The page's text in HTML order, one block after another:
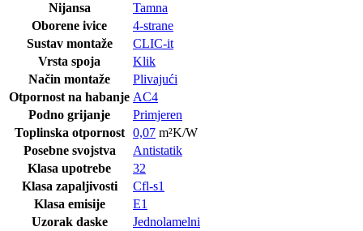
Nijansa
Tamna
Oborene ivice
4-strane
Sustav montaže
CLIC-it
Vrsta spoja
Klik
Način montaže
Plivajući
Otpornost na habanje AC4
Podno grijanje
Primjeren
Toplinska otpornost
0,07 m²K/W
Posebne svojstva
Antistatik
Klasa upotrebe
32
Klasa zapaljivosti
Cfl-s1
Klasa emisije
E1
Uzorak daske
Jednolamelni